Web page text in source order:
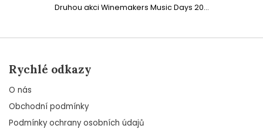
Druhou akci Winemakers Music Days 20...
Rychlé odkazy
O nás
Obchodní podmínky
Podmínky ochrany osobních údajů